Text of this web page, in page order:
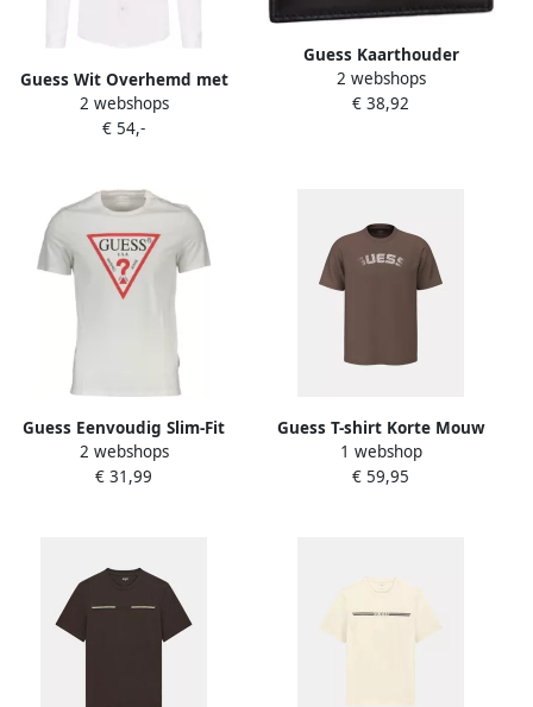
Guess Wit Overhemd met
Lange Mouwen Slim Fit
White Heren
2 webshops
€ 54,-
Guess Kaarthouder
Portemonnee
Minimalistische Stijl Black
2 webshops
€ 38,92
Guess Eenvoudig Slim-Fit
Tee met Logo White Heren
2 webshops
€ 31,99
Guess T-shirt Korte Mouw
Z6BI04 K6534
1 webshop
€ 59,95